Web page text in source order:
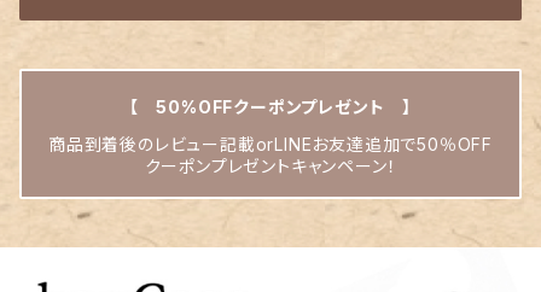
【 50%OFFクーポンプレゼント 】
商品到着後のレビュー記載orLINEお友達追加で50％OFF
クーポンプレゼントキャンペーン！